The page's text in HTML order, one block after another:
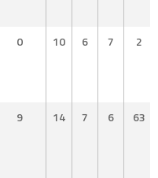
0 10 6 7 2
9 14 7 6 63